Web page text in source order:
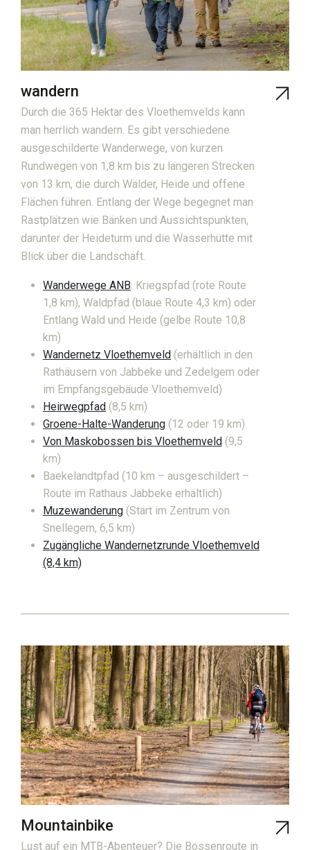
wandern
Durch die 365 Hektar des Vloethemvelds kann
man herrlich wandern. Es gibt verschiedene
ausgeschilderte Wanderwege, von kurzen
Rundwegen von 1,8 km bis zu längeren Strecken
von 13 km, die durch Wälder, Heide und offene
Flächen führen. Entlang der Wege begegnet man
Rastplätzen wie Bänken und Aussichtspunkten,
darunter der Heideturm und die Wasserhütte mit
Blick über die Landschaft.
Wanderwege ANB: Kriegspfad (rote Route
1,8 km), Waldpfad (blaue Route 4,3 km) oder
Entlang Wald und Heide (gelbe Route 10,8
km)
Wandernetz Vloethemveld (erhältlich in den
Rathäusern von Jabbeke und Zedelgem oder
im Empfangsgebäude Vloethemveld)
Heirwegpfad (8,5 km)
Groene-Halte-Wanderung (12 oder 19 km)
Von Maskobossen bis Vloethemveld (9,5
km)
Baekelandtpfad (10 km – ausgeschildert –
Route im Rathaus Jabbeke erhältlich)
Muzewanderung (Start im Zentrum von
Snellegem, 6,5 km)
Zugängliche Wandernetzrunde Vloethemveld
(8,4 km)
Mountainbike
Lust auf ein MTB-Abenteuer? Die Bossenroute in